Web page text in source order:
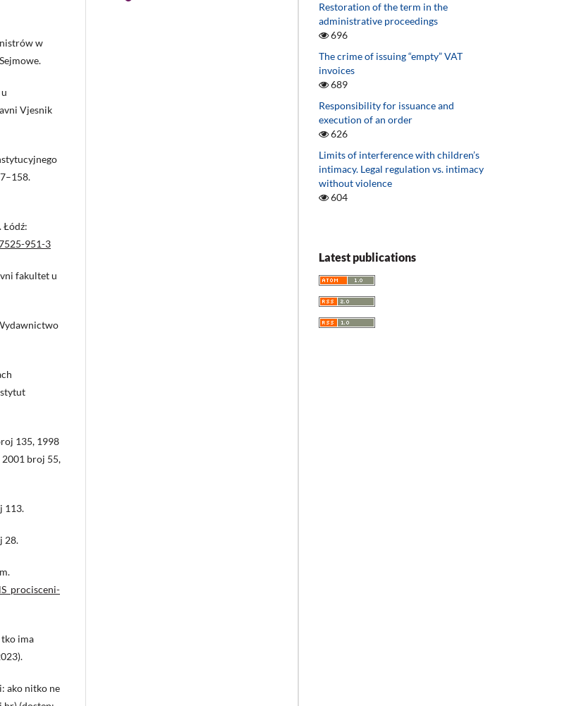
w
Vjesnik
Łódź:
951-3
fakultet u
135, 1998
broj 55,
113.
28.
ima
ako nitko ne
Restoration of the term in the
administrative proceedings
696
The crime of issuing “empty” VAT
invoices
689
Responsibility for issuance and
execution of an order
626
Limits of interference with children’s
intimacy. Legal regulation vs. intimacy
without violence
604
Latest publications